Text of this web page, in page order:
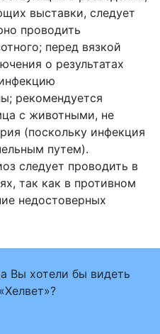
выставки, следует
проводить
перед вязкой
о результатах
рекомендуется
с животными, не
(поскольку инфекция
путем).
следует проводить в
так как в противном
недостоверных
Вы хотели бы видеть